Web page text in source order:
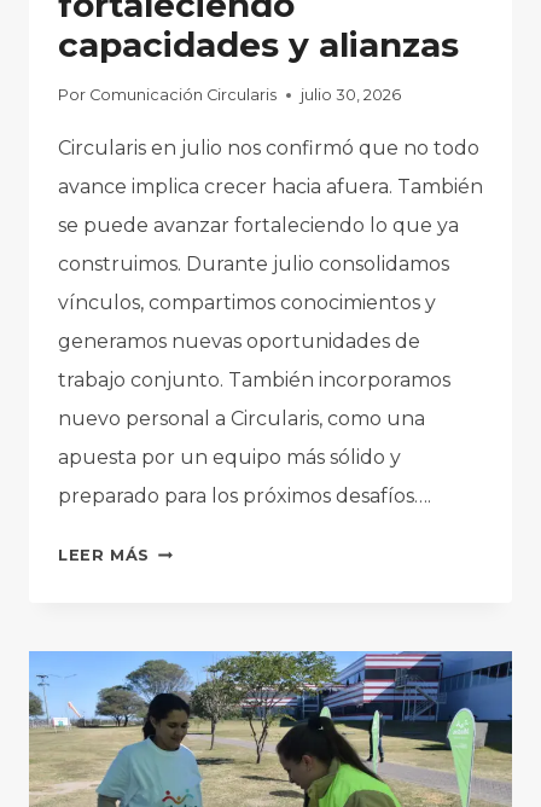
capacidades y alianzas
Por Comunicación Circularis julio 30, 2026
Circularis en julio nos confirmó que no todo
avance implica crecer hacia afuera. También
se puede avanzar fortaleciendo lo que ya
construimos. Durante julio consolidamos
vínculos, compartimos conocimientos y
generamos nuevas oportunidades de
trabajo conjunto. También incorporamos
nuevo personal a Circularis, como una
apuesta por un equipo más sólido y
preparado para los próximos desafíos….
LEER MÁS CIRCULARIS
CAPACIDADES
Y
ALIANZAS